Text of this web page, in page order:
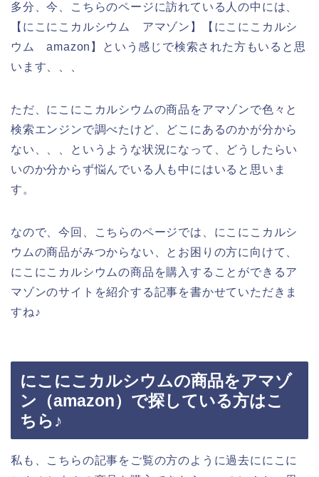
多分、今、こちらのページに訪れている人の中には、
【にこにこカルシウム アマゾン】【にこにこカルシ
ウム amazon】という感じで検索された方もいると思
います、、、
ただ、にこにこカルシウムの商品をアマゾンで色々と
検索エンジンで調べたけど、どこにあるのかが分から
ない、、、というような状況になって、どうしたらい
いのか分からず悩んでいる人も中にはいると思いま
す。
なので、今回、こちらのページでは、にこにこカルシ
ウムの商品がみつからない、とお困りの方に向けて、
にこにこカルシウムの商品を購入することができるア
マゾンのサイトを紹介する記事を書かせていただきま
すね♪
にこにこカルシウムの商品をアマゾ
ン（amazon）で探している方はこ
ちら♪
私も、こちらの記事をご覧の方のように過去ににこに